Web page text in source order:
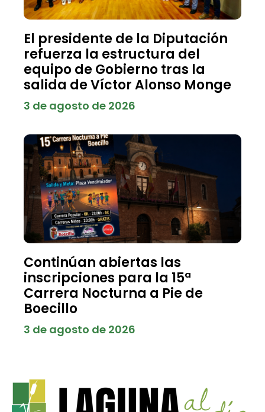
El presidente de la Diputación
refuerza la estructura del
equipo de Gobierno tras la
salida de Víctor Alonso Monge
3 de agosto de 2026
Continúan abiertas las
inscripciones para la 15ª
Carrera Nocturna a Pie de
Boecillo
3 de agosto de 2026